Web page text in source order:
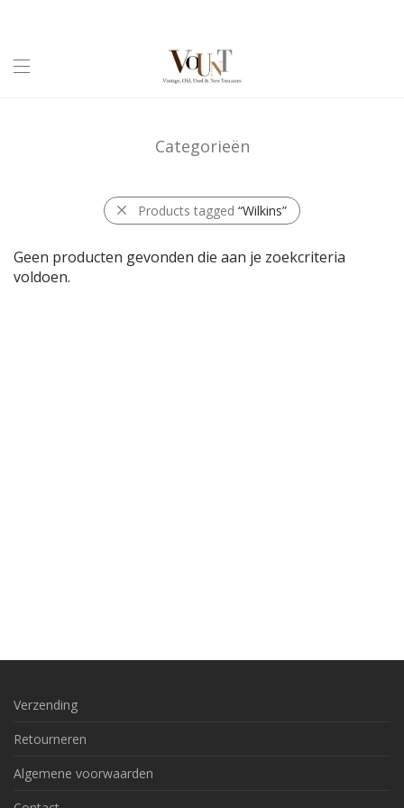
Categorieën
Products tagged “Wilkins”
Geen producten gevonden die aan je zoekcriteria
voldoen.
Verzending
Retourneren
Algemene voorwaarden